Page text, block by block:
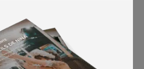
les voisins et